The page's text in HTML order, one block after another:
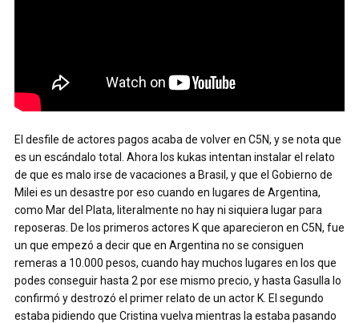
El desfile de actores pagos acaba de volver en C5N, y se nota que
es un escándalo total. Ahora los kukas intentan instalar el relato
de que es malo irse de vacaciones a Brasil, y que el Gobierno de
Milei es un desastre por eso cuando en lugares de Argentina,
como Mar del Plata, literalmente no hay ni siquiera lugar para
reposeras. De los primeros actores K que aparecieron en C5N, fue
un que empezó a decir que en Argentina no se consiguen
remeras a 10.000 pesos, cuando hay muchos lugares en los que
podes conseguir hasta 2 por ese mismo precio, y hasta Gasulla lo
confirmó y destrozó el primer relato de un actor K. El segundo
estaba pidiendo que Cristina vuelva mientras la estaba pasando